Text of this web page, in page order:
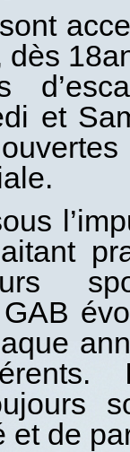
dès
et
et de